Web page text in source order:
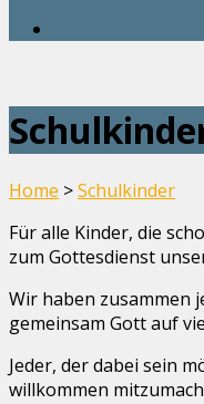
Home >Schulkinder
Für alle Kinder, die
zum Gottesdienst
Wir haben zusammen
gemeinsam Gott auf
Jeder, der dabei sein
willkommen